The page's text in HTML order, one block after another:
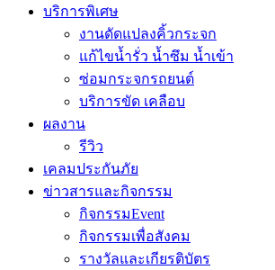
บริการพิเศษ
งานดัดแปลงคิ้วกระจก
แก้ไขน้ำรั่ว น้ำซึม น้ำเข้า
ซ่อมกระจกรถยนต์
บริการขัด เคลือบ
ผลงาน
รีวิว
เคลมประกันภัย
ข่าวสารและกิจกรรม
กิจกรรมEvent
กิจกรรมเพื่อสังคม
รางวัลและเกียรติบัตร